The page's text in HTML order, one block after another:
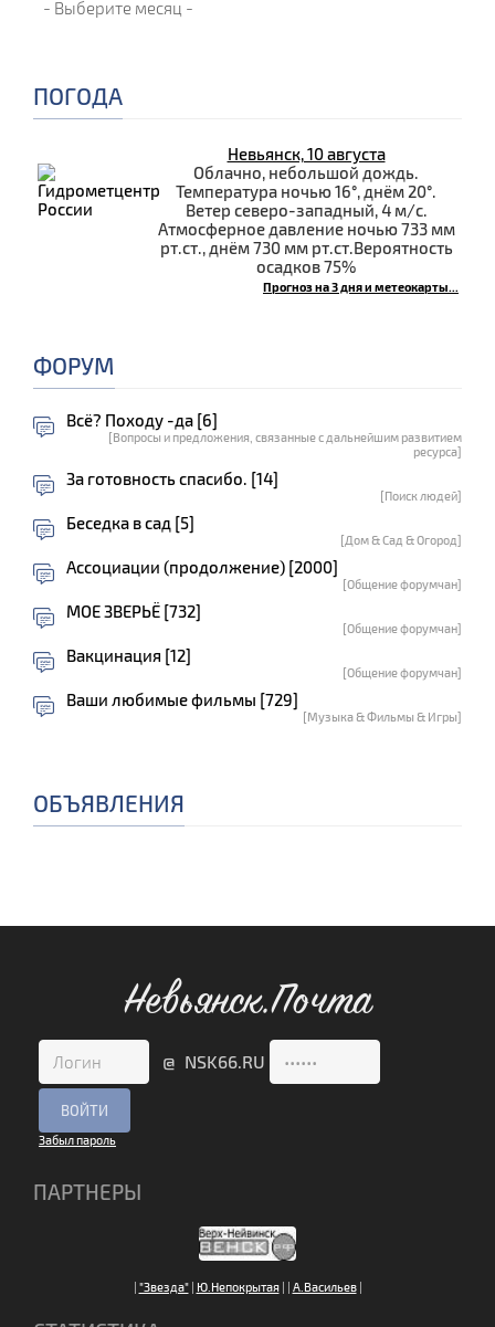
ПОГОДА
Невьянск, 10 августа
Облачно, небольшой дождь.
Температура ночью 16°, днём 20°.
Ветер северо-западный, 4 м/с.
Атмосферное давление ночью 733 мм
рт.ст., днём 730 мм рт.ст.Вероятность
осадков 75%
Прогноз на 3 дня и метеокарты...
ФОРУМ
Всё? Походу -да [6]
[Вопросы и предложения, связанные с дальнейшим развитием
ресурса]
За готовность спасибо. [14]
[Поиск людей]
Беседка в сад [5]
[Дом & Сад & Огород]
Ассоциации (продолжение) [2000]
[Общение форумчан]
МОЕ ЗВЕРЬЁ [732]
[Общение форумчан]
Вакцинация [12]
[Общение форумчан]
Ваши любимые фильмы [729]
[Музыка & Фильмы & Игры]
ОБЪЯВЛЕНИЯ
Невьянск.Почта
@ NSK66.RU
Забыл пароль
ПАРТНЕРЫ
| "Звезда"| Ю.Непокрытая| | А.Васильев|